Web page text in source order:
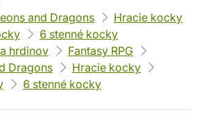
and Dragons
Hracie kocky
6 stenné kocky
hrdinov
Fantasy RPG
Dragons
Hracie kocky
6 stenné kocky